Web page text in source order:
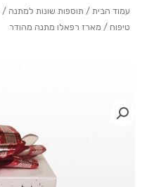
עמוד הבית / תוספות שונות למתנה /
טיפוח / מארז רפאלו מתנה מהודר